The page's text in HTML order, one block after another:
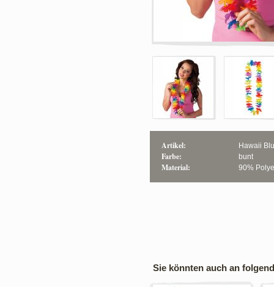
Artikel: Hawaii
Farbe: bunt
Material: 90%
Sie könnten auch an